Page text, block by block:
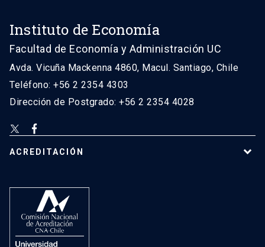
Instituto de Economía
Facultad de Economía y Administración UC
Avda. Vicuña Mackenna 4860, Macul. Santiago, Chile
Teléfono: +56 2 2354 4303
Dirección de Postgrado: +56 2 2354 4028
ACREDITACIÓN